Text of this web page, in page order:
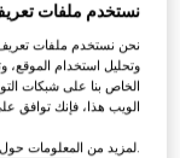
حذاء لوفرز Ragazzo للنساء
SAR 4,450
نستخدم ملفات
نحن نستخدم ملفات تعريف
وتحليل استخدام الموقع،
الخاص بنا على شبكات
الويب هذا، فإنك توافق
.لمزيد من المعلومات